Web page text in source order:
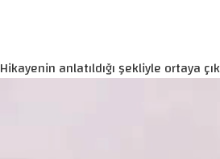
Hikayenin anlatıldığı şekliyle ortaya